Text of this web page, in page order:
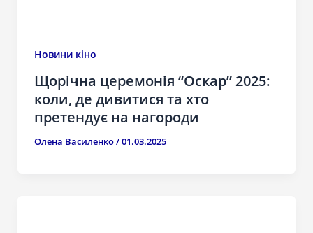
Новини кіно
Щорічна церемонія “Оскар” 2025:
коли, де дивитися та хто
претендує на нагороди
Олена Василенко/01.03.2025